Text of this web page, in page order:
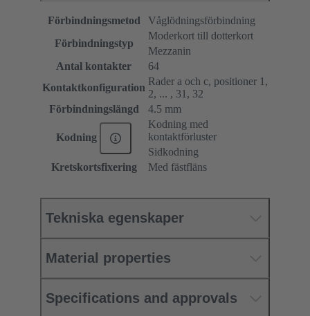
Förbindningsmetod
Våglödningsförbindning
Förbindningstyp
Moderkort till dotterkort
Mezzanin
Antal kontakter
64
Kontaktkonfiguration
Rader a och c, positioner 1,
2, ... , 31, 32
Förbindningslängd
4.5 mm
Kodning
Kodning med
kontaktförluster
Sidkodning
Kretskortsfixering
Med fästfläns
Tekniska egenskaper
Material properties
Specifications and approvals